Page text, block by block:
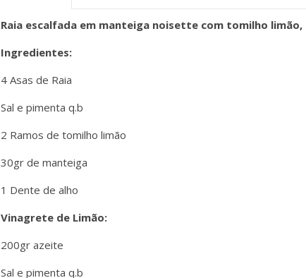
Raia escalfada em manteiga noisette com tomilho
Ingredientes:
4 Asas de Raia
Sal e pimenta q.b
2 Ramos de tomilho limão
30gr de manteiga
1 Dente de alho
Vinagrete de Limão:
200gr azeite
Sal e pimenta q.b